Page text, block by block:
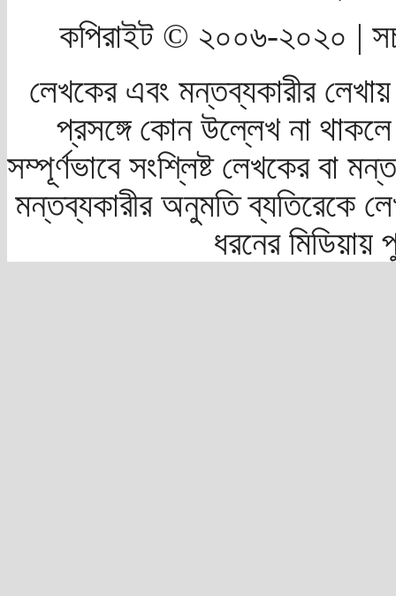
কপিরাইট © ২০০৬-২০২০ |
লেখকের এবং মন্তব্যকারীর
প্রসঙ্গে কোন উল্লেখ না
সম্পূর্ণভাবে সংশ্লিষ্ট লেখকের বা
মন্তব্যকারীর অনুমতি ব্যতিরেকে
ধরনের মিডিয়ায়